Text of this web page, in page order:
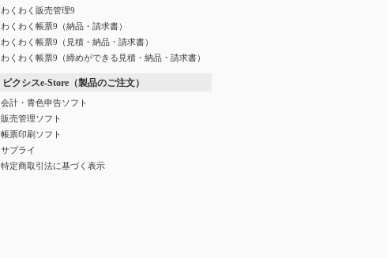
わくわく販売管理9
わくわく帳票9（納品・請求書）
わくわく帳票9（見積・納品・請求書）
わくわく帳票9（締めができる見積・納品・請求書）
ピクシスe-Store（製品のご注文）
会計・青色申告ソフト
販売管理ソフト
帳票印刷ソフト
サプライ
特定商取引法に基づく表示